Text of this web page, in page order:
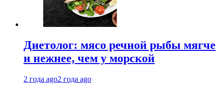
Диетолог: мясо речной рыбы мягче
и нежнее, чем у морской
2 года ago2 года ago